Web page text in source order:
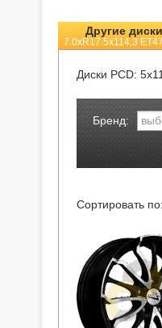
Другие диски
7.0xR17 5x114,3
Диски PCD:
Бренд:
Сортировать по: